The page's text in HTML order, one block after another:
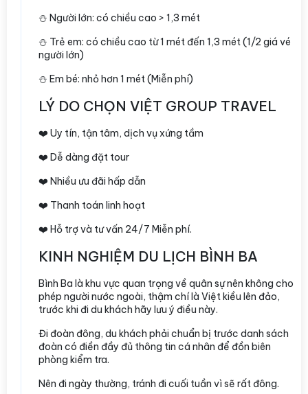
⛄️ Người lớn: có chiều cao > 1,3 mét
⛄️ Trẻ em: có chiều cao từ 1 mét đến 1,3 mét (1/2 giá vé
người lớn)
⛄️ Em bé: nhỏ hơn 1 mét (Miễn phí)
LÝ DO CHỌN VIỆT GROUP TRAVEL
❤️ Uy tín, tận tâm, dịch vụ xứng tầm
❤️ Dễ dàng đặt tour
❤️ Nhiều ưu đãi hấp dẫn
❤️ Thanh toán linh hoạt
❤️ Hỗ trợ và tư vấn 24/7 Miễn phí.
KINH NGHIỆM DU LỊCH BÌNH BA
Bình Ba là khu vực quan trọng về quân sự nên không cho
phép người nước ngoài, thậm chí là Việt kiều lên đảo,
trước khi đi du khách hãy lưu ý điều này.
Đi đoàn đông, du khách phải chuẩn bị trước danh sách
đoàn có điền đầy đủ thông tin cá nhân để đồn biên
phòng kiểm tra.
Nên đi ngày thường, tránh đi cuối tuần vì sẽ rất đông.